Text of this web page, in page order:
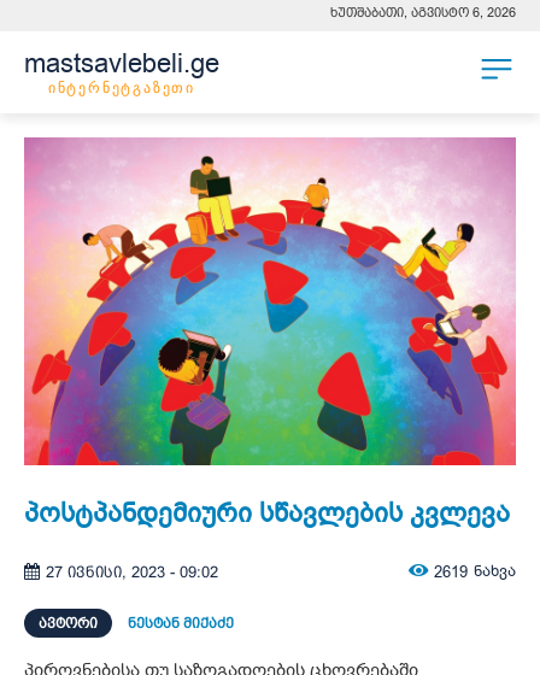
ხუთშაბათი, აგვისტო 6, 2026
mastsavlebeli.ge
ინტერნეტგაზეთი
პოსტპანდემიური სწავლების კვლევა
27 ივნისი, 2023 - 09:02 2619 ნახვა
ᲐᲕᲢᲝᲠᲘ ნესტან მიქაძე